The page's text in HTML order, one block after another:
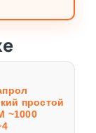
простой
~1000